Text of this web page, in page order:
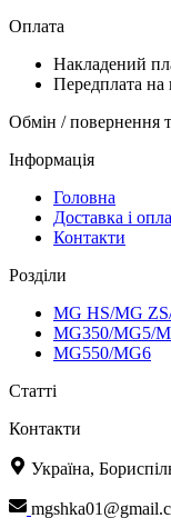
Оплата
Накладений
Передплата на
Обмін / повернення
Інформація
Головна
Доставка і
Контакти
Розділи
MG HS/MG
MG350/MG5/
MG550/MG6
Статті
Контакти
Україна,